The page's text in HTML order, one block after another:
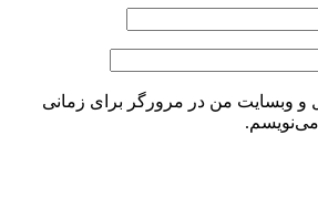
و وبسایت من در مرورگر برای زمانی
می‌نویسم.